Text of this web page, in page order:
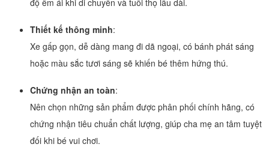
Thiết kế thông minh:
Xe gấp gọn, dễ dàng mang đi dã ngoại, có bánh phát sáng
hoặc màu sắc tươi sáng sẽ khiến bé thêm hứng thú.
Chứng nhận an toàn:
Nên chọn những sản phẩm được phân phối chính hãng, có
chứng nhận tiêu chuẩn chất lượng, giúp cha mẹ an tâm tuyệt
đối khi bé vui chơi.